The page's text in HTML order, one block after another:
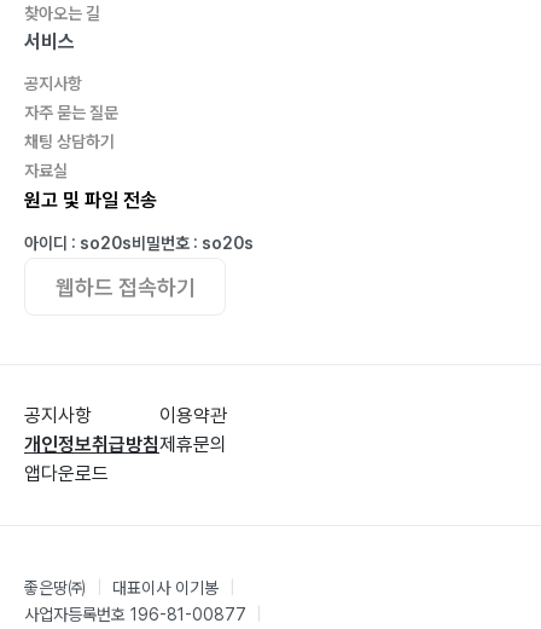
찾아오는 길
서비스
공지사항
자주 묻는 질문
채팅 상담하기
자료실
원고 및 파일 전송
아이디 : so20s비밀번호 : so20s
웹하드 접속하기
공지사항
개인정보취급방침
앱다운로드
이용약관
제휴문의
좋은땅㈜ 대표이사 이기봉
사업자등록번호 196-81-00877